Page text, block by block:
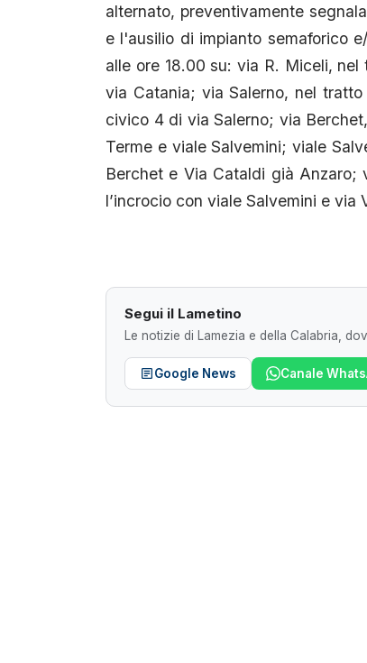
alternato, preventivamente
e l'ausilio di impianto semaforico
alle ore 18.00 su: via R. Miceli,
via Catania; via Salerno, nel
civico 4 di via Salerno; via
Terme e viale Salvemini; viale
Berchet e Via Cataldi già
l’incrocio con viale Salvemini e via
Segui il Lametino
Le notizie di Lamezia e della Calabria,
Google News Canale